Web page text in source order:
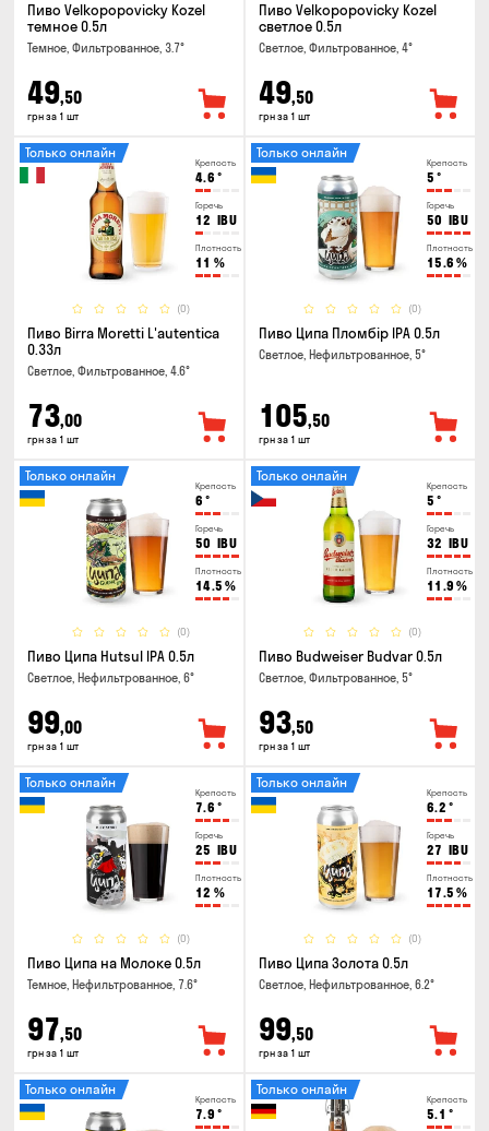
Пиво Velkopopovicky Kozel
темное 0.5л
Темное, Фильтрованное, 3.7°
49,50
грн за 1 шт
Пиво Velkopopovicky Kozel
светлое 0.5л
Светлое, Фильтрованное, 4°
49,50
грн за 1 шт
Крепость
4.6 °
Горечь
12 IBU
Плотность
11 %
(0)
Только онлайн
Пиво Birra Moretti L'autentica
0.33л
Светлое, Фильтрованное, 4.6°
73,00
грн за 1 шт
Крепость
5 °
Горечь
50 IBU
Плотность
15.6 %
(0)
Только онлайн
Пиво Ципа Пломбір IPA 0.5л
Светлое, Нефильтрованное, 5°
105,50
грн за 1 шт
Крепость
6 °
Горечь
50 IBU
Плотность
14.5 %
(0)
Только онлайн
Пиво Ципа Hutsul IPA 0.5л
Светлое, Нефильтрованное, 6°
99,00
грн за 1 шт
Крепость
5 °
Горечь
32 IBU
Плотность
11.9 %
(0)
Только онлайн
Пиво Budweiser Budvar 0.5л
Светлое, Фильтрованное, 5°
93,50
грн за 1 шт
Крепость
7.6 °
Горечь
25 IBU
Плотность
12 %
(0)
Только онлайн
Пиво Ципа на Молоке 0.5л
Темное, Нефильтрованное, 7.6°
97,50
грн за 1 шт
Крепость
6.2 °
Горечь
27 IBU
Плотность
17.5 %
(0)
Только онлайн
Пиво Ципа Золота 0.5л
Светлое, Нефильтрованное, 6.2°
99,50
грн за 1 шт
Крепость
7.9 °
Только онлайн
Крепость
5.1 °
Только онлайн